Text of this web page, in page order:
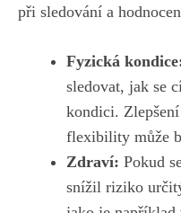
při sledování a
Fyzická‌
sledovat,‍ jak se‌
kondici.
flexibility ‌může
Zdraví: Pokud
snížil‍ riziko